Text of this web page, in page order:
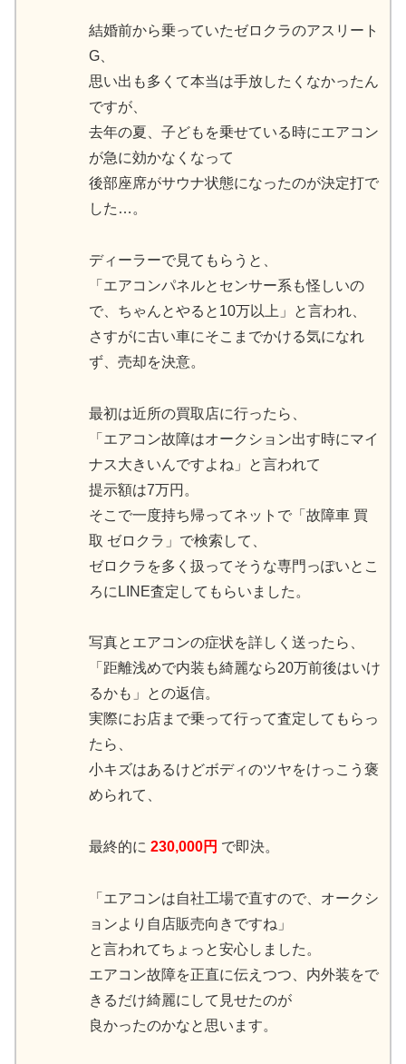
結婚前から乗っていたゼロクラのアスリート
G、
思い出も多くて本当は手放したくなかったん
ですが、
去年の夏、子どもを乗せている時にエアコン
が急に効かなくなって
後部座席がサウナ状態になったのが決定打で
した…。
ディーラーで見てもらうと、
「エアコンパネルとセンサー系も怪しいの
で、ちゃんとやると10万以上」と言われ、
さすがに古い車にそこまでかける気になれ
ず、売却を決意。
最初は近所の買取店に行ったら、
「エアコン故障はオークション出す時にマイ
ナス大きいんですよね」と言われて
提示額は7万円。
そこで一度持ち帰ってネットで「故障車 買
取 ゼロクラ」で検索して、
ゼロクラを多く扱ってそうな専門っぽいとこ
ろにLINE査定してもらいました。
写真とエアコンの症状を詳しく送ったら、
「距離浅めで内装も綺麗なら20万前後はいけ
るかも」との返信。
実際にお店まで乗って行って査定してもらっ
たら、
小キズはあるけどボディのツヤをけっこう褒
められて、
最終的に 230,000円 で即決。
「エアコンは自社工場で直すので、オークシ
ョンより自店販売向きですね」
と言われてちょっと安心しました。
エアコン故障を正直に伝えつつ、内外装をで
きるだけ綺麗にして見せたのが
良かったのかなと思います。